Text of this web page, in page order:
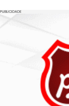
PUBLICIDADE